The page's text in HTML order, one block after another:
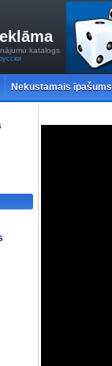
katalogs
Nekustamais īpašums